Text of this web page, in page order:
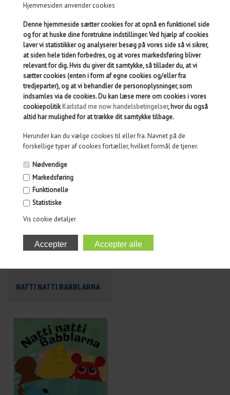
Hjemmesiden anvender cookies
Denne hjemmeside sætter cookies for at opnå en funktionel side
og for at huske dine foretrukne indstillinger. Ved hjælp af cookies
laver vi statistikker og analyserer besøg på vores side så vi sikrer,
at siden hele tiden forbedres, og at vores markedsføring bliver
relevant for dig. Hvis du giver dit samtykke, så tillader du, at vi
sætter cookies (enten i form af egne cookies og/eller fra
tredjeparter), og at vi behandler de personoplysninger, som
indsamles via de cookies. Du kan læse mere om cookies i vores
cookiepolitikKarlstad me now handelsbetingelser, hvor du også
altid har mulighed for at trække dit samtykke tilbage.
Herunder kan du vælge cookies til eller fra. Navnet på de
forskellige typer af cookies fortæller, hvilket formål de tjener.
Nødvendige
Markedsføring
Funktionelle
Statistiske
Vis cookie detaljer
MÅSKE ER DU OGSÅ INTERESSERET I
FØLGENDE PRODUKTER
BABBLARNA FIGURER BD
199,00 DKK
DADDIDDOO BABBLARNA
NATTI NATTI BABBLARNA